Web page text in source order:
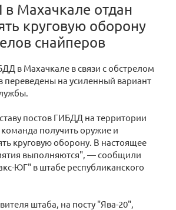
Махачкале отдан
круговую оборону
снайперов
в Махачкале в связи с обстрелом
переведены на усиленный вариант
постов ГИБДД на территории
получить оружие и
круговую оборону. В настоящее
выполняются", — сообщили
ЮГ" в штабе республиканского
штаба, на посту "Ява-20",